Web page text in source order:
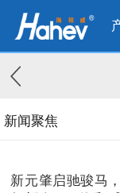
新闻聚焦
新元肇启驰骏马